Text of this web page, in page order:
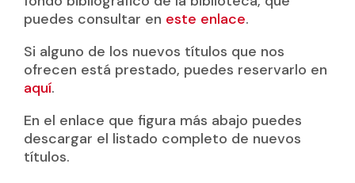
puedes consultar en este enlace.
Si alguno de los nuevos títulos que nos
ofrecen está prestado, puedes reservarlo en
aquí.
En el enlace que figura más abajo puedes
descargar el listado completo de nuevos
títulos.